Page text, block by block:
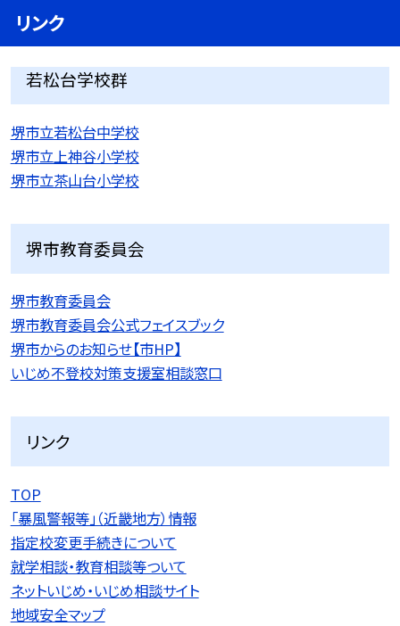
リンク
若松台学校群
堺市立若松台中学校
堺市立上神谷小学校
堺市立茶山台小学校
堺市教育委員会
堺市教育委員会
堺市教育委員会公式フェイスブック
堺市からのお知らせ【市HP】
いじめ不登校対策支援室相談窓口
リンク
TOP
「暴風警報等」（近畿地方）情報
指定校変更手続きについて
就学相談・教育相談等ついて
ネットいじめ・いじめ相談サイト
地域安全マップ